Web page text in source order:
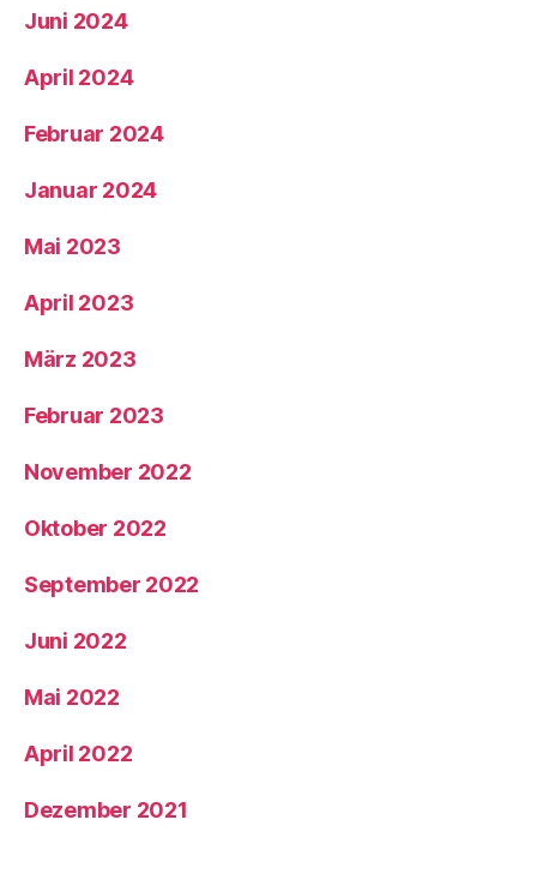
Juni 2024
April 2024
Februar 2024
Januar 2024
Mai 2023
April 2023
März 2023
Februar 2023
November 2022
Oktober 2022
September 2022
Juni 2022
Mai 2022
April 2022
Dezember 2021